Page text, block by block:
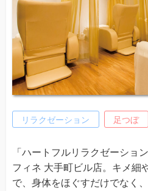
リラクゼーション 足つぼ
「ハートフルリラクゼーショ
フィネ 大手町ビル店。キメ細
で、身体をほぐすだけでなく